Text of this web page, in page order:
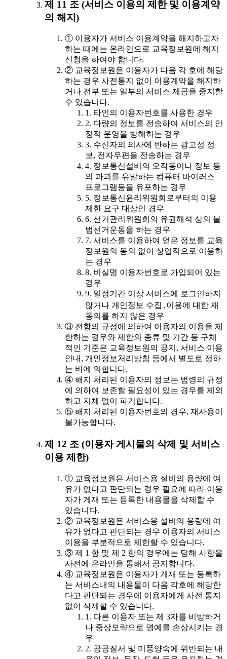
제 11 조 (서비스 이용의 제한 및 이용계약
의 해지)
① 이용자가 서비스 이용계약을 해지하고자
하는 때에는 온라인으로 교육정보원에 해지
신청을 하여야 합니다.
② 교육정보원은 이용자가 다음 각 호에 해당
하는 경우 사전통지 없이 이용계약을 해지하
거나 전부 또는 일부의 서비스 제공을 중지할
수 있습니다.
1. 타인의 이용자번호를 사용한 경우
2. 다량의 정보를 전송하여 서비스의 안
정적 운영을 방해하는 경우
3. 수신자의 의사에 반하는 광고성 정
보, 전자우편을 전송하는 경우
4. 정보통신설비의 오작동이나 정보 등
의 파괴를 유발하는 컴퓨터 바이러스
프로그램등을 유포하는 경우
5. 정보통신윤리위원회로부터의 이용
제한 요구 대상인 경우
6. 선거관리위원회의 유권해석 상의 불
법선거운동을 하는 경우
7. 서비스를 이용하여 얻은 정보를 교육
정보원의 동의 없이 상업적으로 이용하
는 경우
8. 비실명 이용자번호로 가입되어 있는
경우
9. 일정기간 이상 서비스에 로그인하지
않거나 개인정보 수집․이용에 대한 재
동의를 하지 않은 경우
③ 전항의 규정에 의하여 이용자의 이용을 제
한하는 경우와 제한의 종류 및 기간 등 구체
적인 기준은 교육정보원의 공지, 서비스 이용
안내, 개인정보처리방침 등에서 별도로 정하
는 바에 의합니다.
④ 해지 처리된 이용자의 정보는 법령의 규정
에 의하여 보존할 필요성이 있는 경우를 제외
하고 지체 없이 파기합니다.
⑤ 해지 처리된 이용자번호의 경우, 재사용이
불가능합니다.
제 12 조 (이용자 게시물의 삭제 및 서비스
이용 제한)
① 교육정보원은 서비스용 설비의 용량에 여
유가 없다고 판단되는 경우 필요에 따라 이용
자가 게재 또는 등록한 내용물을 삭제할 수
있습니다.
② 교육정보원은 서비스용 설비의 용량에 여
유가 없다고 판단되는 경우 이용자의 서비스
이용을 부분적으로 제한할 수 있습니다.
③ 제 1 항 및 제 2 항의 경우에는 당해 사항을
사전에 온라인을 통해서 공지합니다.
④ 교육정보원은 이용자가 게재 또는 등록하
는 서비스내의 내용물이 다음 각호에 해당한
다고 판단되는 경우에 이용자에게 사전 통지
없이 삭제할 수 있습니다.
1. 다른 이용자 또는 제 3자를 비방하거
나 중상모략으로 명예를 손상시키는 경
우
2. 공공질서 및 미풍양속에 위반되는 내